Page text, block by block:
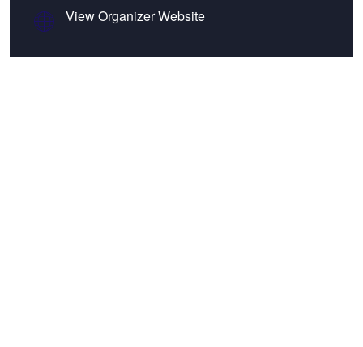
View Organizer Website